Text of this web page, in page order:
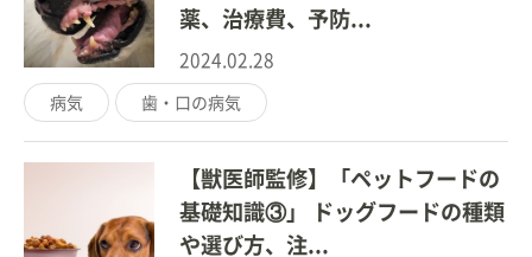
薬、治療費、予防...
2024.02.28
病気 歯・口の病気
【獣医師監修】「ペットフードの
基礎知識③」 ドッグフードの種類
や選び方、注...